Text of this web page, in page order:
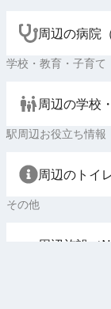
周辺の病院
学校・教育・子育て
周辺の学校
駅周辺お役立ち情報
周辺のトイ
その他
周辺施設（